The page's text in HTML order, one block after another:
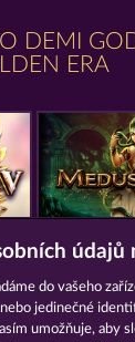
DEMI
ERA
MEDUSA'S
údajů
do vašeho
jedinečné
umožňuje, aby